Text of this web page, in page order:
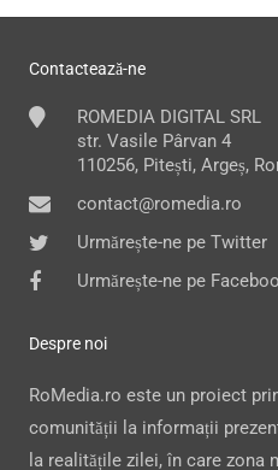
Contactează-ne
ROMEDIA DIGITAL SRL
str. Vasile Pârvan 4
110256, Pitești, Argeș,
contact@romedia.ro
Urmărește-ne pe Twitter
Urmărește-ne pe
Despre noi
RoMedia.ro este un proiect
comunității la informații
la realitățile zilei, în care zona